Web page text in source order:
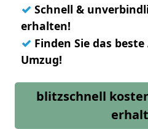
✓ Schnell &
erhalten!
✓ Finden Sie das
Umzug!
blitzschnell